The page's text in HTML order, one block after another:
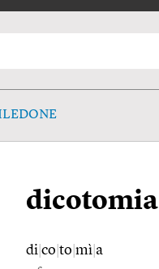
dicotomia
di co to mì a